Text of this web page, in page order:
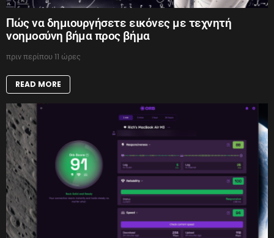
Πώς να δημιουργήσετε εικόνες με τεχνητή
νοημοσύνη βήμα προς βήμα
πριν περίπου 11 ώρες
READ MORE